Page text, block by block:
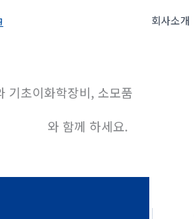
회사소개
기초이화학장비, 소모품
와 함께 하세요.